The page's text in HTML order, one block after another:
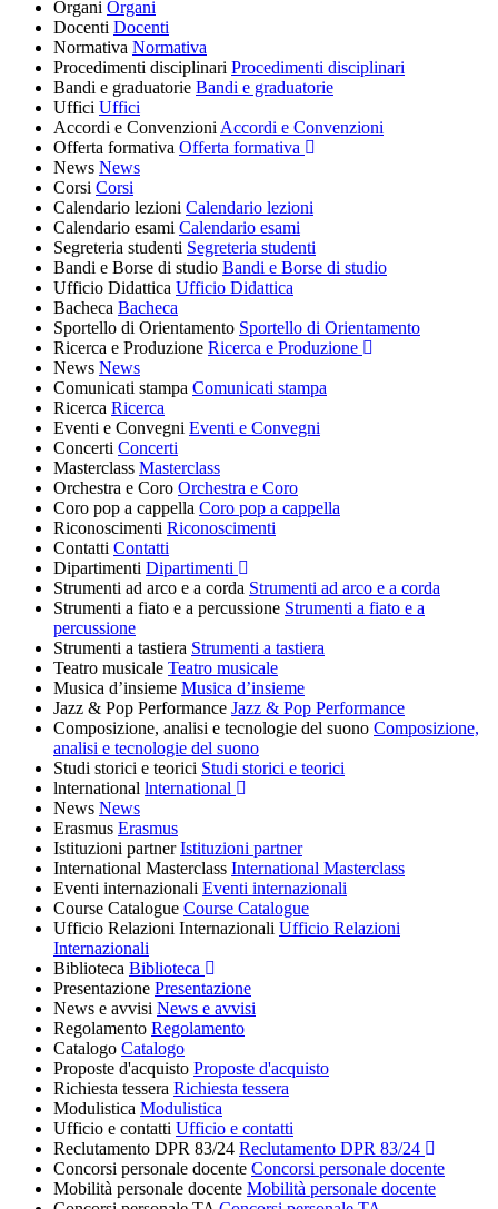
Organi Organi
Docenti Docenti
Normativa Normativa
Procedimenti disciplinari Procedimenti disciplinari
Bandi e graduatorie Bandi e graduatorie
Uffici Uffici
Accordi e Convenzioni Accordi e Convenzioni
Offerta formativa Offerta formativa
News News
Corsi Corsi
Calendario lezioni Calendario lezioni
Calendario esami Calendario esami
Segreteria studenti Segreteria studenti
Bandi e Borse di studio Bandi e Borse di studio
Ufficio Didattica Ufficio Didattica
Bacheca Bacheca
Sportello di Orientamento Sportello di Orientamento
Ricerca e Produzione Ricerca e Produzione
News News
Comunicati stampa Comunicati stampa
Ricerca Ricerca
Eventi e Convegni Eventi e Convegni
Concerti Concerti
Masterclass Masterclass
Orchestra e Coro Orchestra e Coro
Coro pop a cappella Coro pop a cappella
Riconoscimenti Riconoscimenti
Contatti Contatti
Dipartimenti Dipartimenti
Strumenti ad arco e a corda Strumenti ad arco e a corda
Strumenti a fiato e a percussione Strumenti a fiato e a
percussione
Strumenti a tastiera Strumenti a tastiera
Teatro musicale Teatro musicale
Musica d’insieme Musica d’insieme
Jazz & Pop Performance Jazz & Pop Performance
Composizione, analisi e tecnologie del suono Composizione,
analisi e tecnologie del suono
Studi storici e teorici Studi storici e teorici
lnternational lnternational
News News
Erasmus Erasmus
Istituzioni partner Istituzioni partner
International Masterclass International Masterclass
Eventi internazionali Eventi internazionali
Course Catalogue Course Catalogue
Ufficio Relazioni Internazionali Ufficio Relazioni
Internazionali
Biblioteca Biblioteca
Presentazione Presentazione
News e avvisi News e avvisi
Regolamento Regolamento
Catalogo Catalogo
Proposte d'acquisto Proposte d'acquisto
Richiesta tessera Richiesta tessera
Modulistica Modulistica
Ufficio e contatti Ufficio e contatti
Reclutamento DPR 83/24 Reclutamento DPR 83/24
Concorsi personale docente Concorsi personale docente
Mobilità personale docente Mobilità personale docente